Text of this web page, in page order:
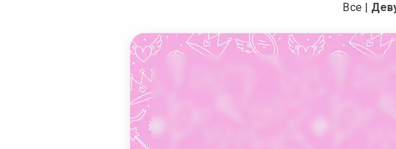
Все |